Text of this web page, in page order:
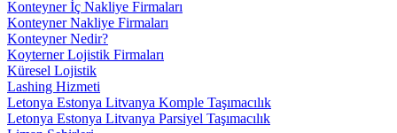
Konteyner İç Nakliye Firmaları
Konteyner Nakliye Firmaları
Konteyner Nedir?
Koyterner Lojistik Firmaları
Küresel Lojistik
Lashing Hizmeti
Letonya Estonya Litvanya Komple Taşımacılık
Letonya Estonya Litvanya Parsiyel Taşımacılık